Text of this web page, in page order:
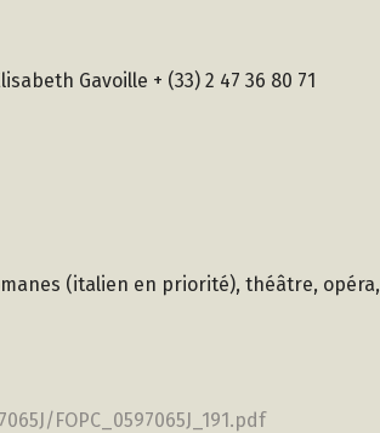
Gavoille + (33) 2 47 36 80 71
(italien en priorité), théâtre, opéra,
FOPC_0597065J_191.pdf